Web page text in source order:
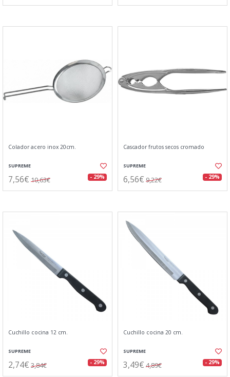
Colador acero inox 20cm.
SUPREME
7,56€ 10,63€ - 29%
Cascador frutos secos cromado
SUPREME
6,56€ 9,22€ - 29%
Cuchillo cocina 12 cm.
SUPREME
2,74€ 3,84€ - 29%
Cuchillo cocina 20 cm.
SUPREME
3,49€ 4,89€ - 29%